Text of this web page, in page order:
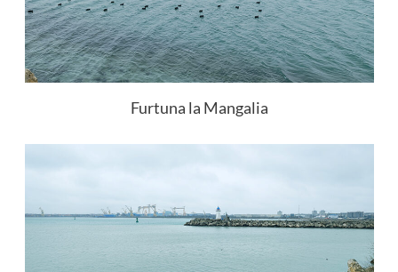
Furtuna la Mangalia